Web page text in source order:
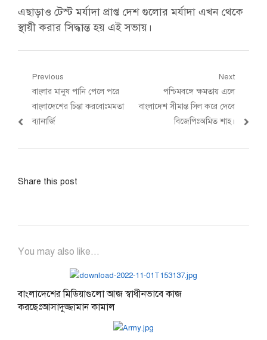
এছাড়াও টেস্ট মর্যাদা প্রাপ্ত দেশ গুলোর মর্যাদা এখন থেকে
স্থায়ী করার সিদ্ধান্ত হয় এই সভায়।
Post
navigation
Previous
Previous
post:
বাংলার মানুষ পানি পেলে পরে
বাংলাদেশের চিন্তা করবোঃমমতা
ব্যানার্জি
Next
Next
post:
পশ্চিমবঙ্গে ক্ষমতায় এলে
বাংলাদেশ সীমান্ত সিল করে দেবে
বিজেপিঃঅমিত শাহ।
Share this post
You may also like...
বাংলাদেশের মিডিয়াগুলো আজ স্বাধীনভাবে কাজ
করছেঃআসাদুজ্জামান কামাল